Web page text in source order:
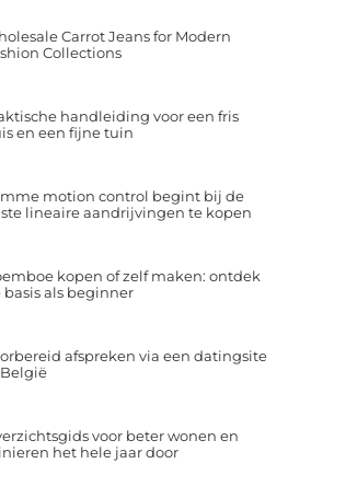
Carrot Jeans for Modern
Collections
handleiding voor een fris
en een fijne tuin
motion control begint bij de
lineaire aandrijvingen te kopen
kopen of zelf maken: ontdek
basis als beginner
afspreken via een datingsite
voor beter wonen en
het hele jaar door